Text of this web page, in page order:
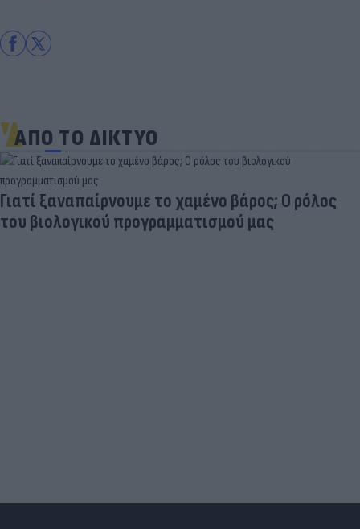
ΑΠΟ ΤΟ ΔΙΚΤΥΟ
Γιατί ξαναπαίρνουμε το χαμένο βάρος; Ο ρόλος
του βιολογικού προγραμματισμού μας